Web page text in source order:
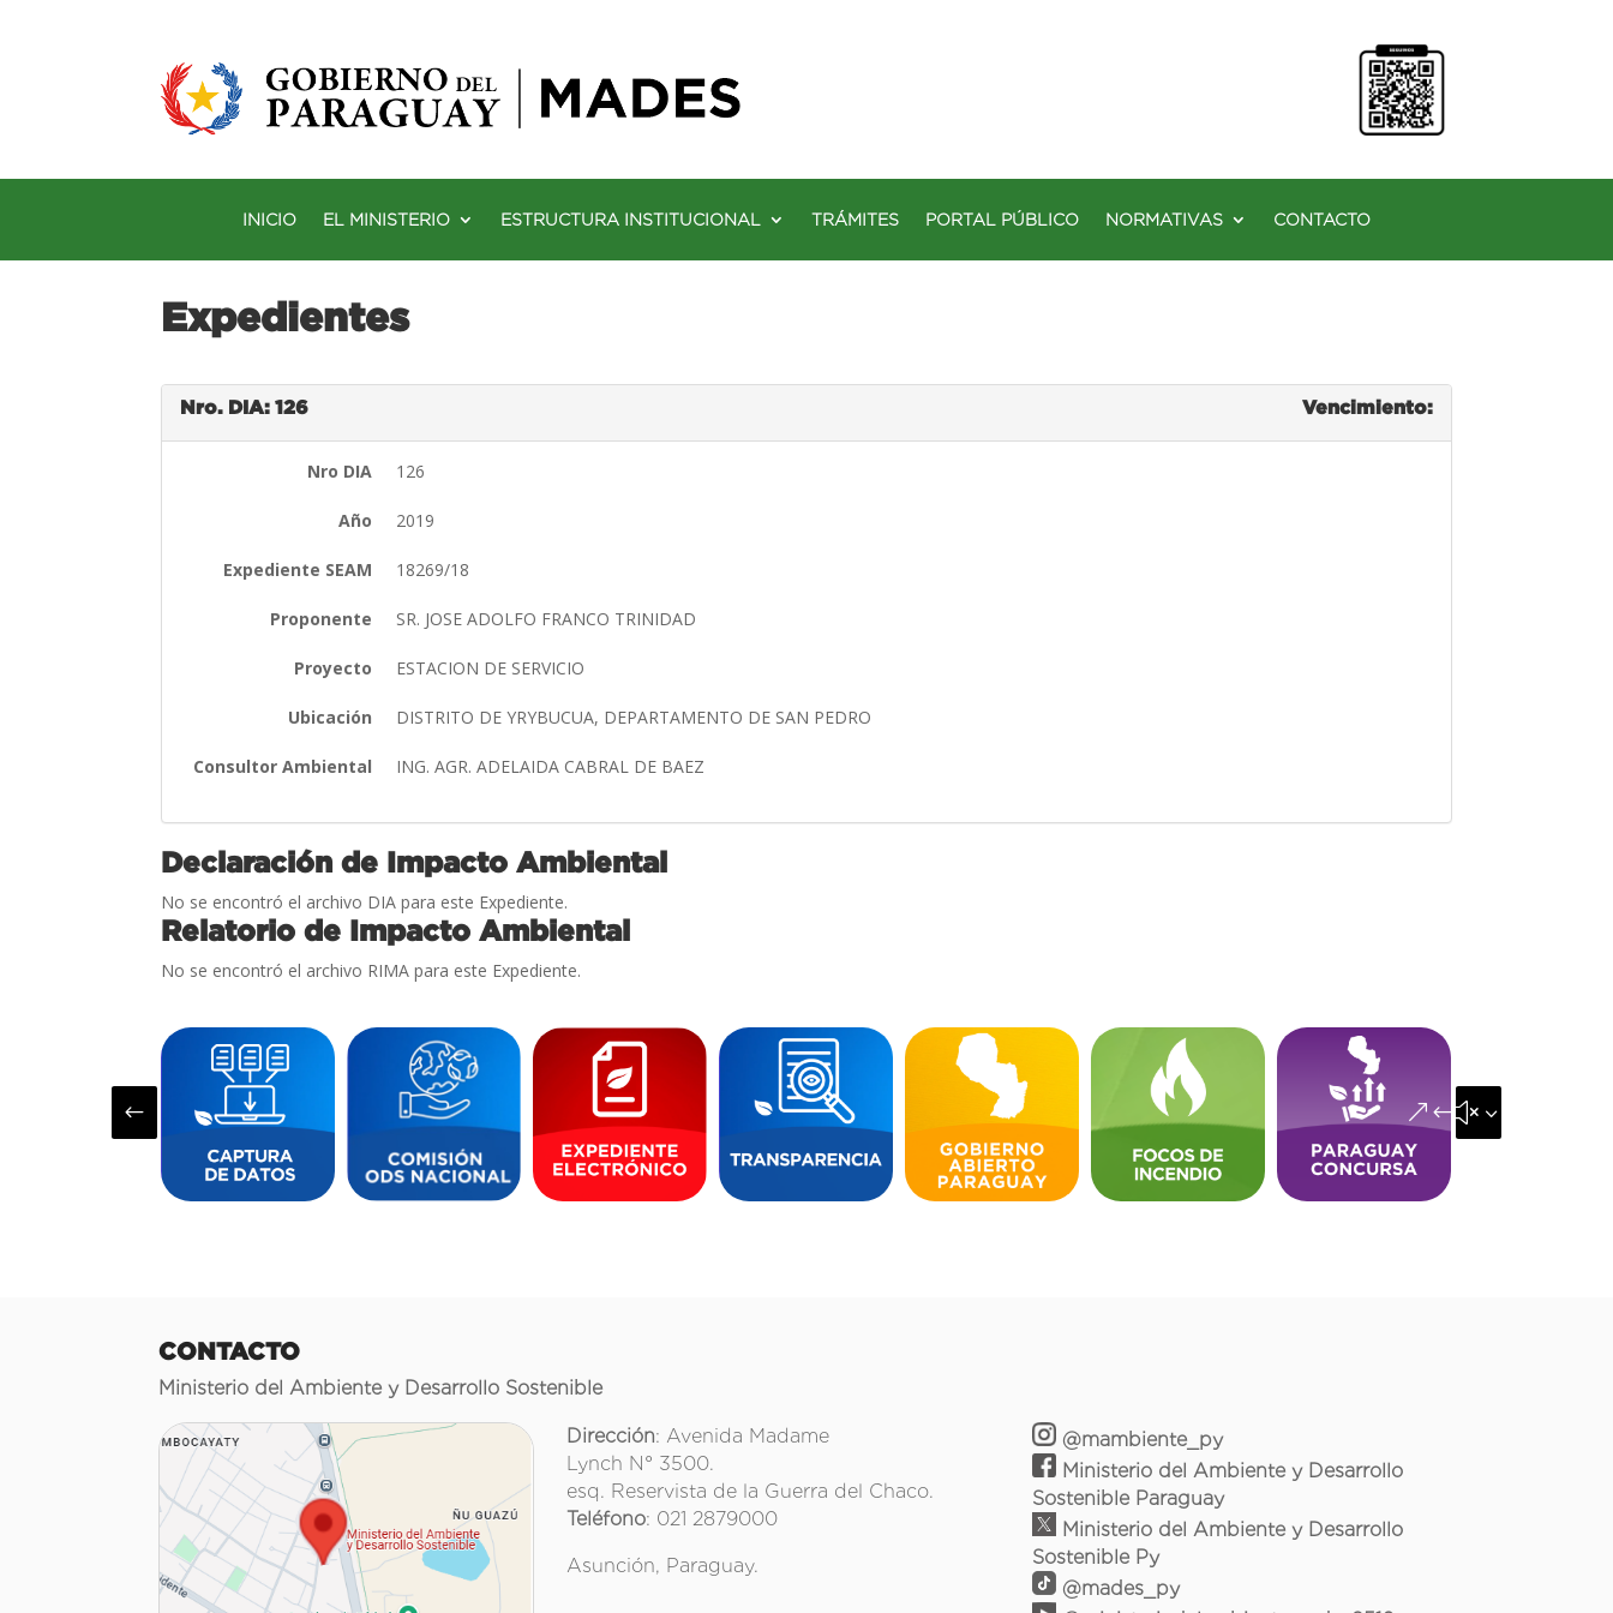
INICIO EL MINISTERIO ESTRUCTURA INSTITUCIONAL TRÁMITES PORTAL PÚBLICO NORMATIVAS CONTACTO
Expedientes
Nro. DIA: 126 Vencimiento:
Nro DIA 126
Año 2019
Expediente SEAM 18269/18
Proponente SR. JOSE ADOLFO FRANCO TRINIDAD
Proyecto ESTACION DE SERVICIO
Ubicación DISTRITO DE YRYBUCUA, DEPARTAMENTO DE SAN PEDRO
Consultor Ambiental ING. AGR. ADELAIDA CABRAL DE BAEZ
Declaración de Impacto Ambiental
No se encontró el archivo DIA para este Expediente.
Relatorio de Impacto Ambiental
No se encontró el archivo RIMA para este Expediente.
# &#x35;
CONTACTO
Ministerio del Ambiente y Desarrollo Sostenible
Dirección: Avenida Madame
Lynch N° 3500.
esq. Reservista de la Guerra del Chaco.
Teléfono: 021 2879000
Asunción, Paraguay.
@mambiente_py
Ministerio del Ambiente y Desarrollo
Sostenible Paraguay
Ministerio del Ambiente y Desarrollo
Sostenible Py
@mades_py